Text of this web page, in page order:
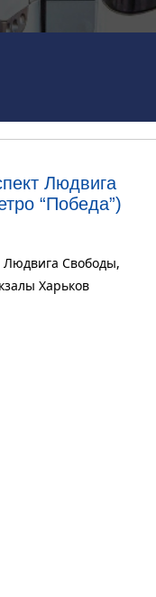
Людвига
“Победа”)
Людвига Свободы,
Харьков